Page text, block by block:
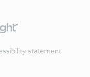
statement